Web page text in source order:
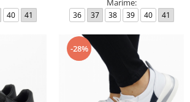
40 41
Marime:
36 37 38 39 40 41
-28%